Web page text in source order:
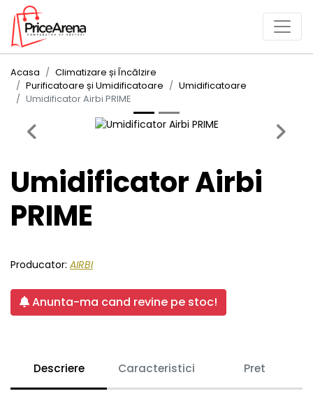
Acasa
Climatizare și Încălzire
Purificatoare și Umidificatoare
Umidificatoare
Umidificator Airbi PRIME
Previous Next
Umidificator Airbi
PRIME
Producator: AIRBI
Anunta-ma cand revine pe stoc!
Descriere Caracteristici Pret